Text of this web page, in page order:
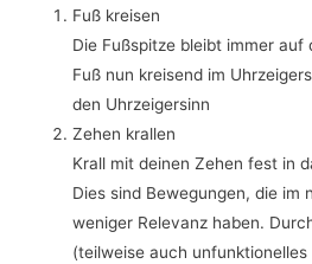
Fuß kreisen
Die Fußspitze bleibt immer auf
Fuß nun kreisend im
den Uhrzeigersinn
Zehen krallen
Krall mit deinen Zehen fest in
Dies sind Bewegungen, die im
weniger Relevanz haben.
(teilweise auch